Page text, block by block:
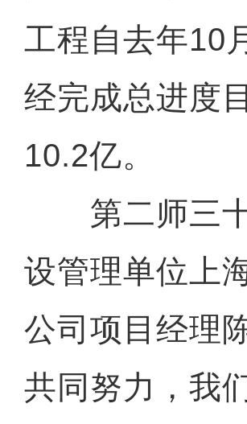
工程自去年10
经完成总进度
10.2亿。
第二师三十
设管理单位上
公司项目经理
共同努力，我